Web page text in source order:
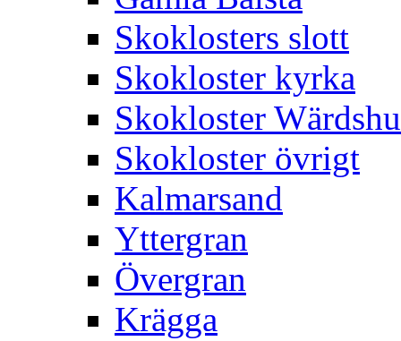
Skoklosters slott
Skokloster kyrka
Skokloster
Skokloster övrigt
Kalmarsand
Yttergran
Övergran
Krägga